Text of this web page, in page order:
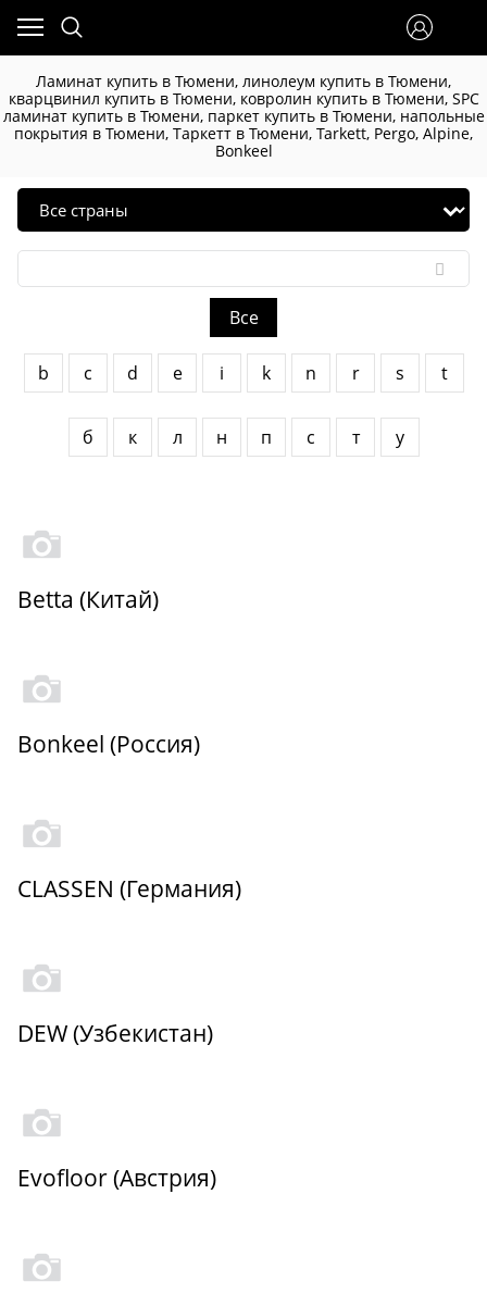
Ламинат купить в Тюмени, линолеум купить в Тюмени,
кварцвинил купить в Тюмени, ковролин купить в Тюмени, SPC
ламинат купить в Тюмени, паркет купить в Тюмени, напольные
покрытия в Тюмени, Таркетт в Тюмени, Tarkett, Pergo, Alpine,
Bonkeel
Все
b c d e i k n r s t
б к л н п с т у
Betta (Китай)
Bonkeel (Россия)
CLASSEN (Германия)
DEW (Узбекистан)
Evofloor (Австрия)